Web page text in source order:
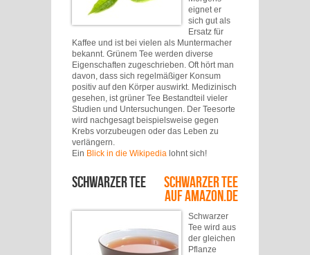
eignet er
sich gut als
Ersatz für
Kaffee und ist bei vielen als Muntermacher
bekannt. Grünem Tee werden diverse
Eigenschaften zugeschrieben. Oft hört man
davon, dass sich regelmäßiger Konsum
positiv auf den Körper auswirkt. Medizinisch
gesehen, ist grüner Tee Bestandteil vieler
Studien und Untersuchungen. Der Teesorte
wird nachgesagt beispielsweise gegen
Krebs vorzubeugen oder das Leben zu
verlängern.
Ein Blick in die Wikipedia lohnt sich!
Schwarzer Tee Schwarzer Tee
auf Amazon.de
Schwarzer
Tee wird aus
der gleichen
Pflanze